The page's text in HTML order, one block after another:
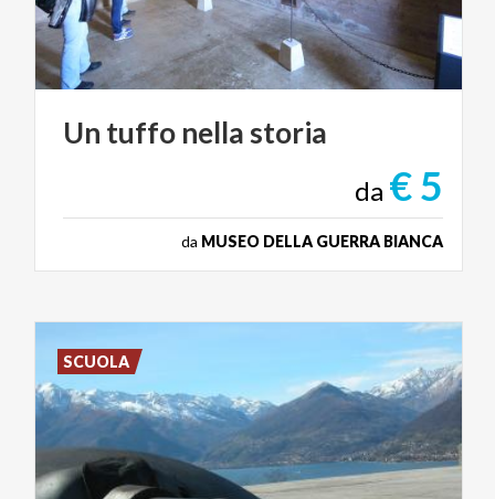
Un tuffo nella storia
da € 5
da MUSEO DELLA GUERRA BIANCA
SCUOLA